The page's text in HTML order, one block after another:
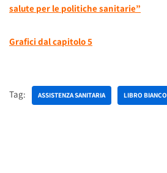
salute per le politiche sanitarie”
Grafici dal capitolo 5
Tag: ASSISTENZA SANITARIA LIBRO BIANCO